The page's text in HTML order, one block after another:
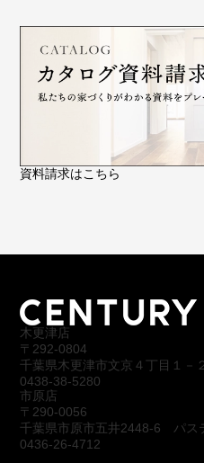
資料請求はこちら
木更津店
〒292-0804
千葉県木更津市文京４丁目１－
0438-38-5280
市原店
〒290-0056
千葉県市原市五井2448-6 パス
0436-26-4712